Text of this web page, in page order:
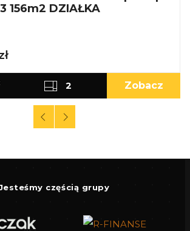
realizacji: II kwartał 2026
- NAJKORZYSTNIEJ,
156m2 DZIAŁKA
2 Zobacz
częścią grupy